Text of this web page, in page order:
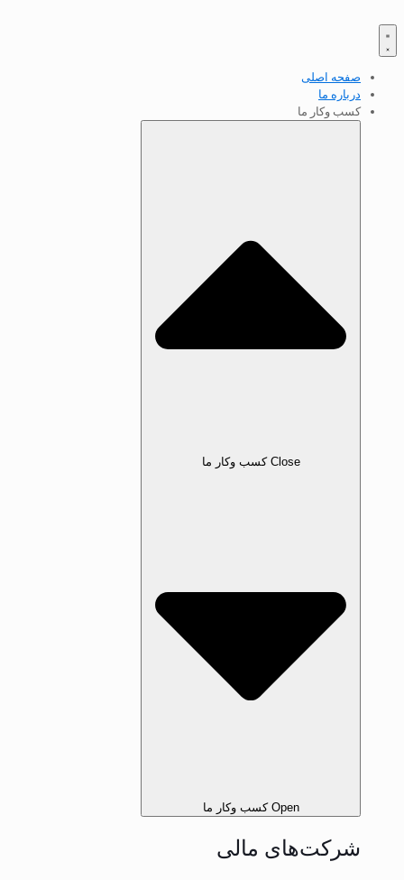
صفحه اصلی
درباره ما
کسب‌ وکار ما
Close کسب‌ وکار ما
Open کسب‌ وکار ما
شرکت‌های مالی